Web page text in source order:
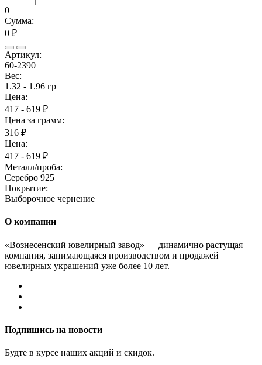
0
Сумма:
0 ₽
Артикул:
60-2390
Вес:
1.32 - 1.96 гр
Цена:
417 - 619 ₽
Цена за грамм:
316 ₽
Цена:
417 - 619 ₽
Металл/проба:
Серебро 925
Покрытие:
Выборочное чернение
О компании
«Вознесенский ювелирный завод» — динамично растущая
компания, занимающаяся производством и продажей
ювелирных украшений уже более 10 лет.
Подпишись на новости
Будте в курсе наших акций и скидок.